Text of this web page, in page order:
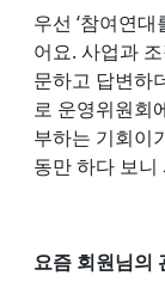
우선 ‘참여연
어요. 사업과
문하고 답변하
로 운영위원회
부하는 기회이
동만 하다 보
요즘 회원님의